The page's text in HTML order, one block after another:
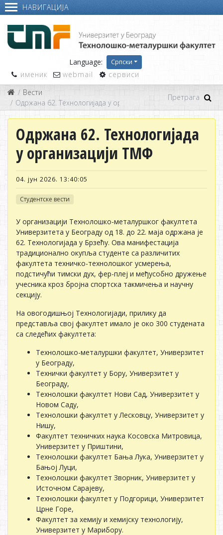
НАВИГАЦИЈА
Language: Српски
именик webmail
сервиси
Вести
Одржана 62. Технологијада у организацији ТМФ
Одржана 62. Технологијада
у организацији ТМФ
04. јун 2026. 13:40:05
Студентске вести
У организацији Технолошко-металуршког факултета
Универзитета у Београду од 18. до 22. маја одржана је
62. Технологијада у Брзећу. Ова манифестација
традиционално окупља студенте са различитих
факултета техничко-технолошког усмерења,
подстичући тимски дух, фер-плеј и међусобно дружење
учесника кроз бројна спортска такмичења и научну
секцију.
На овогодишњој Технологијади, прилику да
представља свој факултет имало је око 300 студената
са следећих факултета:
Технолошко-металуршки факултет, Универзитет
у Београду,
Технички факултет у Бору, Универзитет у
Београду,
Технолошки факултет Нови Сад, Универзитет у
Новом Саду,
Технолошки факултет у Лесковцу, Универзитет у
Нишу,
Факултет техничких наука Косовска Митровица,
Универзитет у Приштини,
Технолошки факултет Бања Лука, Универзитет у
Бањој Луци,
Технолошки факултет Зворник, Универзитет у
Источном Сарајеву,
Технолошки факултет у Подгорици, Универзитет
Црне Горе,
Факултет за хемију и хемијску технологију,
Универзитет у Марибору.